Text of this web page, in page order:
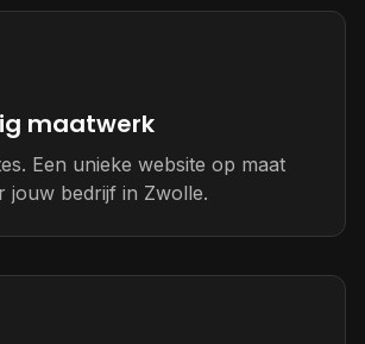
maatwerk
Een unieke website op maat
jouw bedrijf in Zwolle.